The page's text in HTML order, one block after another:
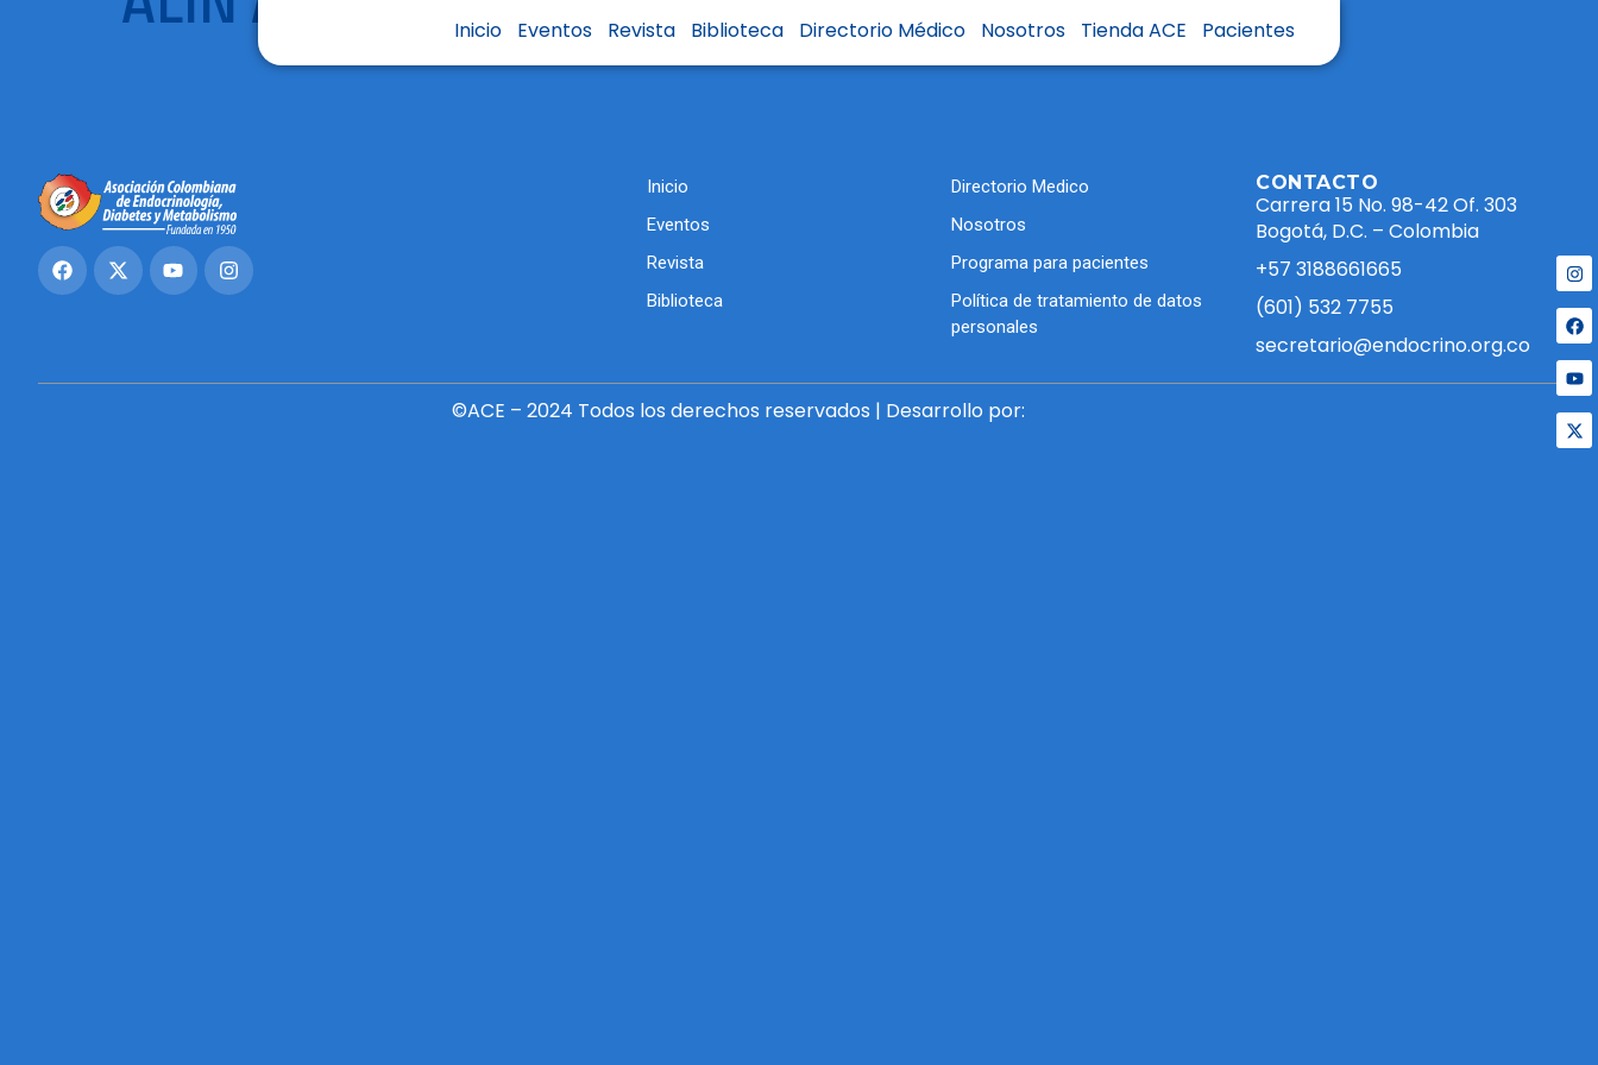
Inicio Eventos Revista Biblioteca Directorio Médico Nosotros Tienda ACE Pacientes
Inicio
Eventos
Revista
Biblioteca
Directorio Medico
Nosotros
Programa para pacientes
Política de tratamiento de datos
personales
CONTACTO
Carrera 15 No. 98-42 Of. 303
Bogotá, D.C. – Colombia
+57 3188661665
(601) 532 7755
secretario@endocrino.org.co
©ACE – 2024 Todos los derechos reservados | Desarrollo por: